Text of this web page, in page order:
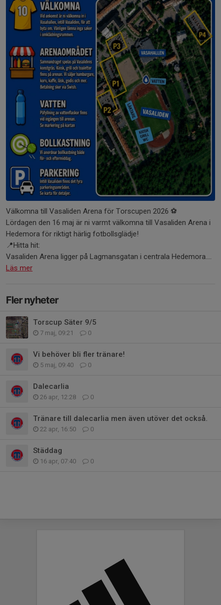
Välkomna till Vasaliden Arena för Torscupen 2026 ⚽️
Lördagen den 16 maj är ni varmt välkomna till Vasaliden Arena i
Hedemora för riktigt härlig fotbollsglädje!
📍Hitta hit:
Vasaliden Arena ligger på Lagmansgatan i centrala Hedemora....
Läs mer
Fler nyheter
Torscup Säter 9/5
7 maj, 09:21 0
Vi behöver bli fler tränare!
5 maj, 09:40 0
Dalecarlia
26 apr, 12:28 0
Tränare till dalecarlia men även utöver det också.
22 apr, 16:50 0
Städdag
16 apr, 07:40 0